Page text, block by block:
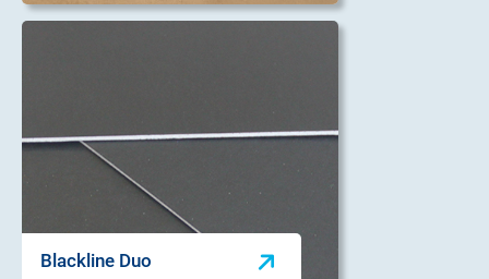
Blackline Duo